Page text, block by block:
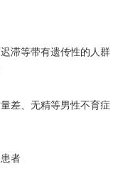
滞等带有遗传性的人群
差、无精等男性不育症
者